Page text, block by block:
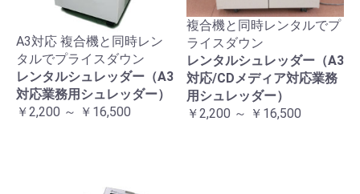
A3対応 複合機と同時レン
タルでプライスダウン
レンタルシュレッダー（A3
対応業務用シュレッダー）
￥2,200 ～ ￥16,500
複合機と同時レンタルでプ
ライスダウン
レンタルシュレッダー（A3
対応/CDメディア対応業務
用シュレッダー）
￥2,200 ～ ￥16,500